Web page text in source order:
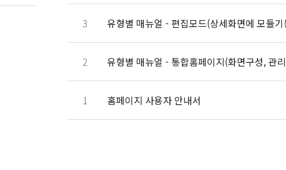
3 유형별 매뉴얼 - 편집모드(상세화면에 모듈
2 유형별 매뉴얼 - 통합홈페이지(화면구성, 관
1 홈페이지 사용자 안내서